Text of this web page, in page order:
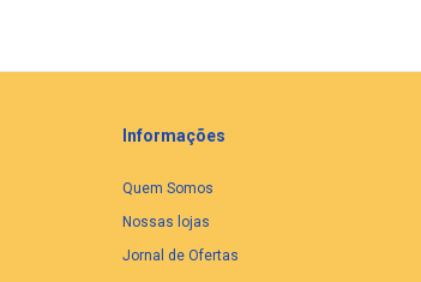
Informações
Quem Somos
Nossas lojas
Jornal de Ofertas